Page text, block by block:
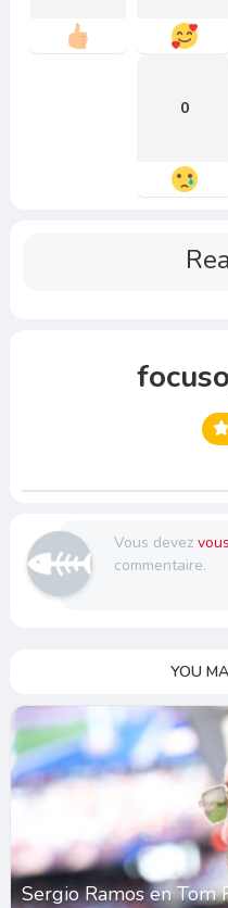
0
Vous devez
commentaire.
YOU
Sergio Ramos en